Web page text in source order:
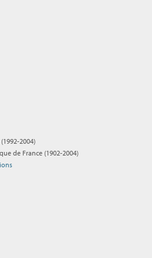
2004)
de France (1902-2004)